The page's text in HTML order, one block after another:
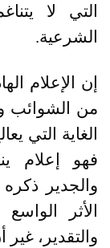
التي لا
الشرعية.
إن الإعلام
من الشوائب
الغاية التي
فهو إعلام
والجدير
الأثر
والتقدير،